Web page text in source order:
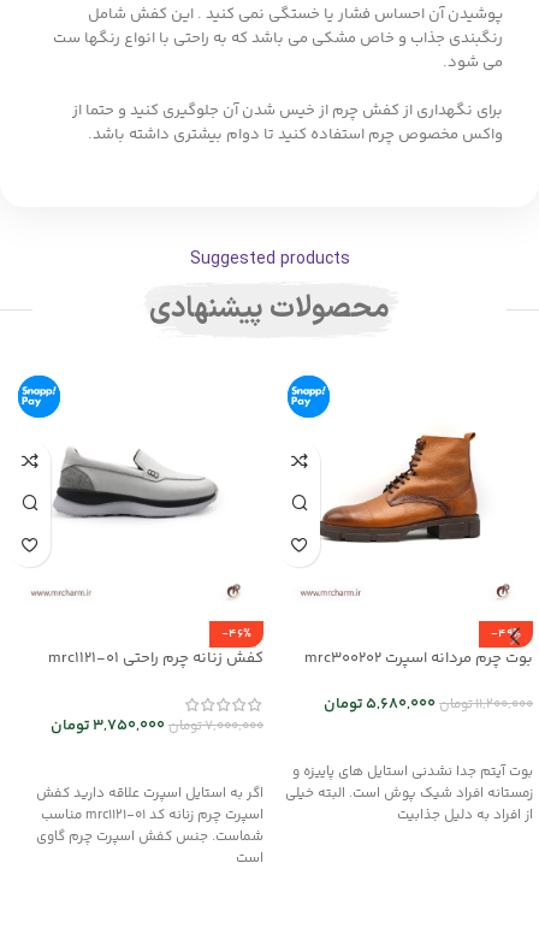
پوشیدن آن احساس فشار یا خستگی نمی کنید . این کفش شامل
رنگبندی جذاب و خاص مشکی می باشد که به راحتی با انواع رنگها ست
می شود.
برای نگهداری از کفش چرم از خیس شدن آن جلوگیری کنید و حتما از
واکس مخصوص چرم استفاده کنید تا دوام بیشتری داشته باشد.
Suggested products
محصولات پیشنهادی
-49%
بوت چرم مردانه اسپرت mrc300202
11,200,000تومان5,680,000تومان
بوت آیتم جدا نشدنی استایل های پاییزه و
زمستانه افراد شیک پوش است. البته خیلی
از افراد به دلیل جذابیت
-46%
کفش زنانه چرم راحتی mrc1121-01
7,000,000تومان3,750,000تومان
اگر به استایل اسپرت علاقه دارید کفش
اسپرت چرم زنانه کد mrc1121-01 مناسب
شماست. جنس کفش اسپرت چرم گاوی
است